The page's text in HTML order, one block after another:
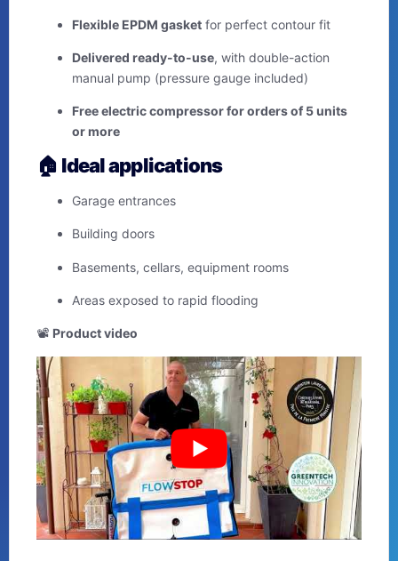
Flexible EPDM gasket for perfect contour fit
Delivered ready-to-use, with double-action
manual pump (pressure gauge included)
Free electric compressor for orders of 5 units
or more
🏠 Ideal applications
Garage entrances
Building doors
Basements, cellars, equipment rooms
Areas exposed to rapid flooding
📽️ Product video